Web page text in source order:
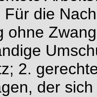
die
ohne
2.
der